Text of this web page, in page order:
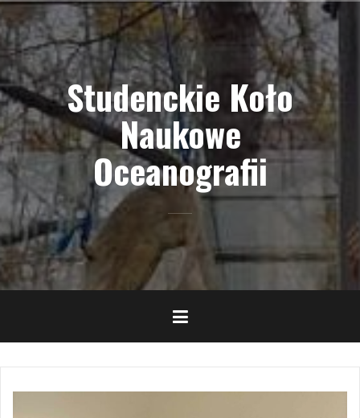
Skip
to
content
Studenckie Koło
Naukowe
Oceanografii